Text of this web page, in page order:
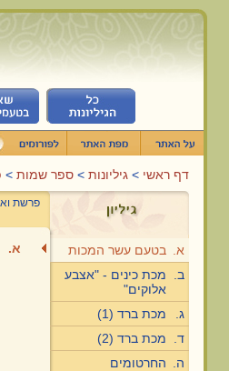
דף ראשי > גיליונות > ספר שמות >
א.
בטעם עשר המכות
ב.
מכת כינים - "אצבע
אלוקים"
ג.
מכת ברד (1)
ד.
מכת ברד (2)
ה.
החרטומים
פרשת
א.